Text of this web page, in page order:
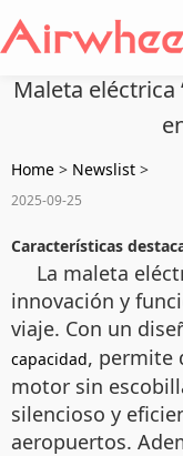
Maleta eléctrica
Home > Newslist >
2025-09-25
Características
La maleta
innovación y
viaje. Con un
capacidad, permite
motor sin
silencioso y
aeropuertos.